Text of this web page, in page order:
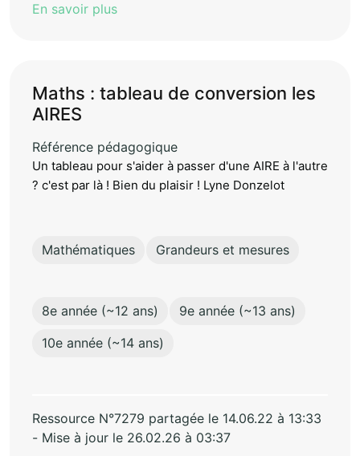
En savoir plus
Maths : tableau de conversion les
AIRES
Référence pédagogique
Un tableau pour s'aider à passer d'une AIRE à l'autre
? c'est par là ! Bien du plaisir ! Lyne Donzelot
Mathématiques Grandeurs et mesures
8e année (~12 ans)
9e année (~13 ans)
10e année (~14 ans)
Ressource N°7279 partagée le 14.06.22 à 13:33
- Mise à jour le 26.02.26 à 03:37